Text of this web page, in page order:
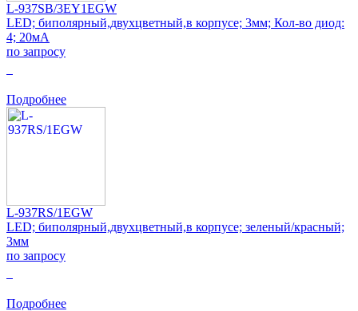
L-937SB/3EY1EGW
LED; биполярный,двухцветный,в корпусе; 3мм; Кол-во диод:
4; 20мА
по запросу
Подробнее
L-937RS/1EGW
LED; биполярный,двухцветный,в корпусе; зеленый/красный;
3мм
по запросу
Подробнее